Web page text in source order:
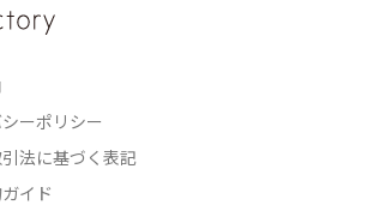
ーポリシー
法に基づく表記
イド